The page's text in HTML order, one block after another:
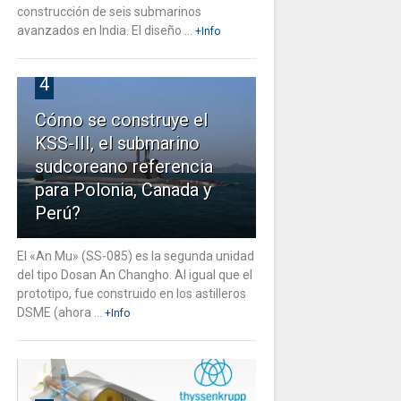
construcción de seis submarinos
avanzados en India. El diseño ...
+Info
4
Cómo se construye el
KSS-III, el submarino
sudcoreano referencia
para Polonia, Canada y
Perú?
El «An Mu» (SS-085) es la segunda unidad
del tipo Dosan An Changho. Al igual que el
prototipo, fue construido en los astilleros
DSME (ahora ...
+Info